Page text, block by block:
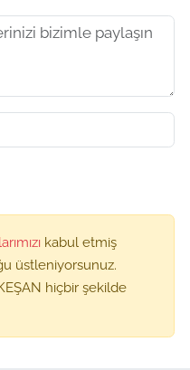
kabul etmiş
üstleniyorsunuz.
hiçbir şekilde